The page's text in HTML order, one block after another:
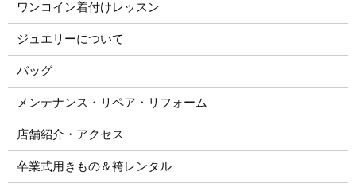
ワンコイン着付けレッスン
ジュエリーについて
バッグ
メンテナンス・リペア・リフォーム
店舗紹介・アクセス
卒業式用きもの＆袴レンタル